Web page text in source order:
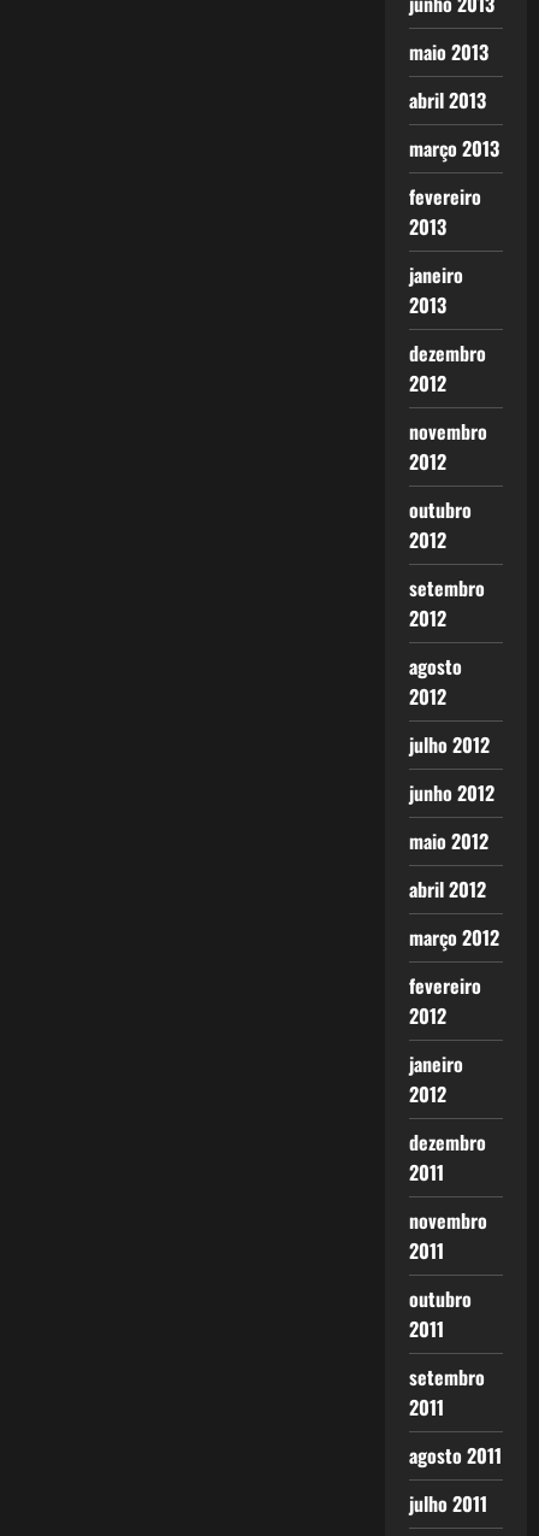
maio 2013
abril 2013
março 2013
fevereiro
2013
janeiro
2013
dezembro
2012
novembro
2012
outubro
2012
setembro
2012
agosto
2012
julho 2012
junho 2012
maio 2012
abril 2012
março 2012
fevereiro
2012
janeiro
2012
dezembro
2011
novembro
2011
outubro
2011
setembro
2011
agosto 2011
julho 2011